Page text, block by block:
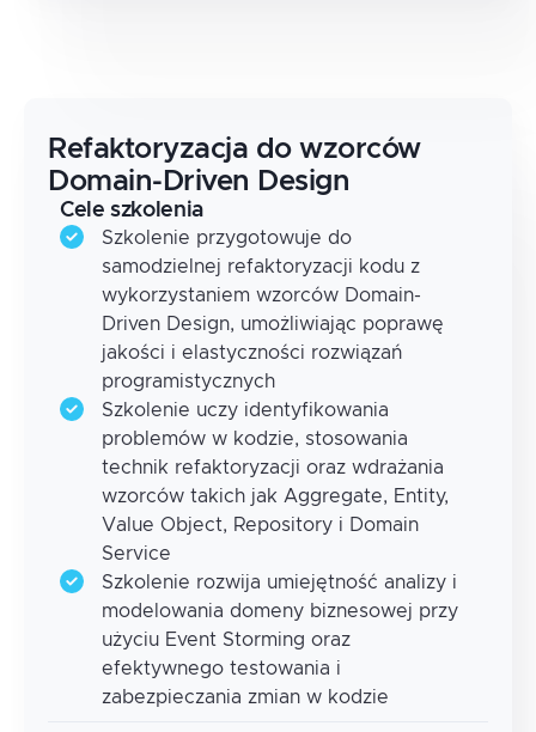
Refaktoryzacja do wzorców
Domain-Driven Design
Cele szkolenia
Szkolenie przygotowuje do
samodzielnej refaktoryzacji kodu z
wykorzystaniem wzorców Domain-
Driven Design, umożliwiając poprawę
jakości i elastyczności rozwiązań
programistycznych
Szkolenie uczy identyfikowania
problemów w kodzie, stosowania
technik refaktoryzacji oraz wdrażania
wzorców takich jak Aggregate, Entity,
Value Object, Repository i Domain
Service
Szkolenie rozwija umiejętność analizy i
modelowania domeny biznesowej przy
użyciu Event Storming oraz
efektywnego testowania i
zabezpieczania zmian w kodzie